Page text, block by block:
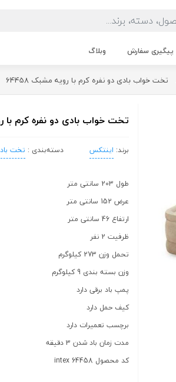
پیگیری سفارش وبلاگ
تخت خواب بادی دو نفره کرم با رویه مشبک 64458
تخت خواب بادی دو نفره کرم با
برند: اینتکس دسته‌بندی : تخت
طول 203 سانتی متر
عرض 152 سانتی متر
ارتفاع 46 سانتی متر
ظرفیت 2 نفر
تحمل وزن 273 کیلوگرم
وزن بسته بندی 9 کیلوگرم
پمپ باد برقی دارد
کیف حمل دارد
برچسب تعمیرات دارد
مدت زمان باد شدن 3 دقیقه
کد محصول intex 64458